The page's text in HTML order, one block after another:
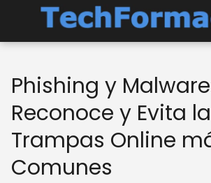
Phishing y
Reconoce y Evita
Trampas Online
Comunes